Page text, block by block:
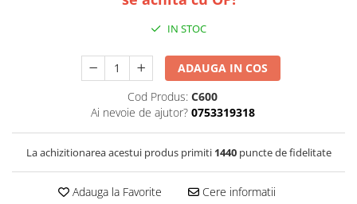
IN STOC
ADAUGA IN COS
Cod Produs: C600
Ai nevoie de ajutor? 0753319318
La achizitionarea acestui produs primiti 1440puncte de fidelitate
Adauga la Favorite Cere informatii